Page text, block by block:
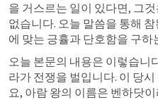
을 거스르는 일이 있다면, 그
없습니다. 오늘 말씀을 통해
에 맞는 긍휼과 단호함을 구하
오늘 본문의 내용은 이렇습니
라가 전쟁을 벌입니다. 이 당
요, 아람 왕의 이름은 벤하닷